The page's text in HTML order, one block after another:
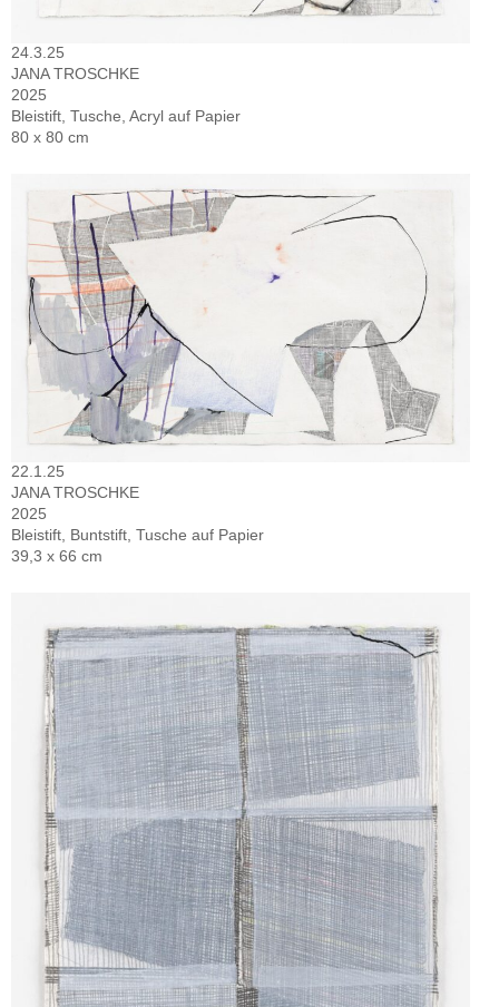
24.3.25
JANA TROSCHKE
2025
Bleistift, Tusche, Acryl auf Papier
80 x 80 cm
22.1.25
JANA TROSCHKE
2025
Bleistift, Buntstift, Tusche auf Papier
39,3 x 66 cm